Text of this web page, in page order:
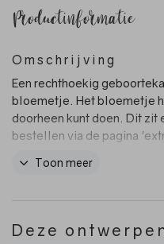
Productinformatie
Omschrijving
Een rechthoekig
bloemetje. Het bloemetje
doorheen kunt doen. Dit zit
bestellen via de pagina
Toon meer
Deze